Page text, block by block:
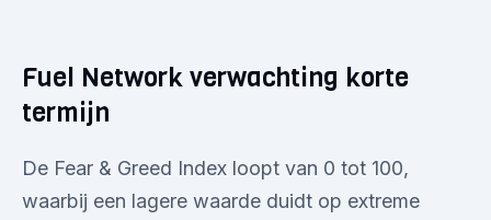
Fuel Network verwachting korte
termijn
De Fear & Greed Index loopt van 0 tot 100,
waarbij een lagere waarde duidt op extreme